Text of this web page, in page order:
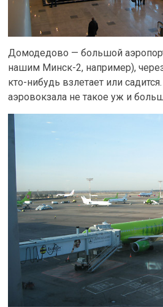
Домодедово — большой
нашим Минск-2, например),
кто-нибудь взлетает или
аэровокзала не такое уж и